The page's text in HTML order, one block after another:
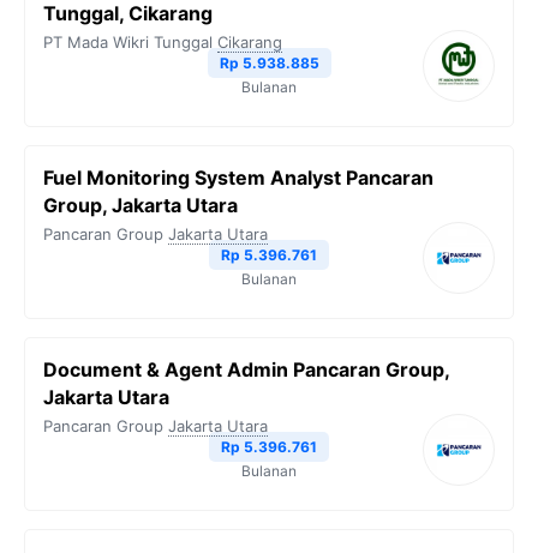
Tunggal, Cikarang
PT Mada Wikri Tunggal Cikarang
Rp 5.938.885
Bulanan
Fuel Monitoring System Analyst Pancaran
Group, Jakarta Utara
Pancaran Group Jakarta Utara
Rp 5.396.761
Bulanan
Document & Agent Admin Pancaran Group,
Jakarta Utara
Pancaran Group Jakarta Utara
Rp 5.396.761
Bulanan